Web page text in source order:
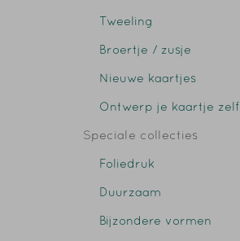
Tweeling
Broertje / zusje
Nieuwe kaartjes
Ontwerp je kaartje zelf
Speciale collecties
Foliedruk
Duurzaam
Bijzondere vormen